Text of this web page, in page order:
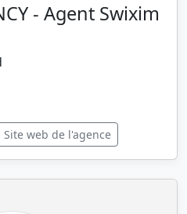
- Agent Swixim
Site web de l'agence